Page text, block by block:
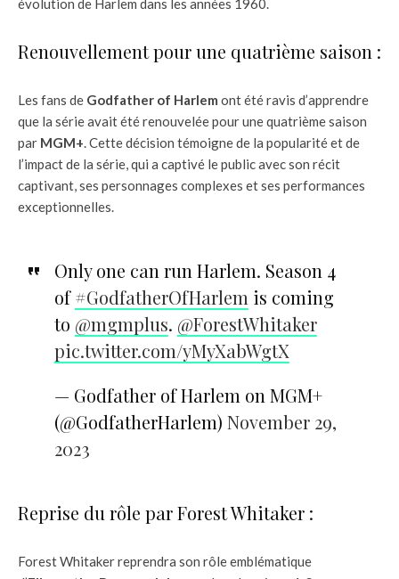
Renouvellement pour une quatrième saison :
Les fans de Godfather of Harlem ont été ravis d’apprendre
que la série avait été renouvelée pour une quatrième saison
par MGM+ . Cette décision témoigne de la popularité et de
l’impact de la série, qui a captivé le public avec son récit
captivant, ses personnages complexes et ses performances
exceptionnelles.
Only one can run Harlem. Season 4
of#GodfatherOfHarlem is coming
to @mgmplus. @ForestWhitaker
pic.twitter.com/yMyXabWgtX
— Godfather of Harlem on MGM+
(@GodfatherHarlem) November 29,
2023
Reprise du rôle par Forest Whitaker :
Forest Whitaker reprendra son rôle emblématique